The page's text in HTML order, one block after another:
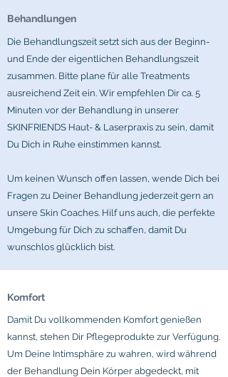
Behandlungen
Die Behandlungszeit setzt sich aus der Beginn-
und Ende der eigentlichen Behandlungszeit
zusammen. Bitte plane für alle Treatments
ausreichend Zeit ein. Wir empfehlen Dir ca. 5
Minuten vor der Behandlung in unserer
SKINFRIENDS Haut- & Laserpraxis zu sein, damit
Du Dich in Ruhe einstimmen kannst.
Um keinen Wunsch offen lassen, wende Dich bei
Fragen zu Deiner Behandlung jederzeit gern an
unsere Skin Coaches. Hilf uns auch, die perfekte
Umgebung für Dich zu schaffen, damit Du
wunschlos glücklich bist.
Komfort
Damit Du vollkommenden Komfort genießen
kannst, stehen Dir Pflegeprodukte zur Verfügung.
Um Deine Intimsphäre zu wahren, wird während
der Behandlung Dein Körper abgedeckt, mit